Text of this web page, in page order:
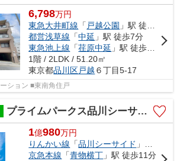
6,798万円
東急大井町線 「 戸越公園 」駅 徒歩4分
都営浅草線 「中延 」駅 徒歩7分
東急池上線 「荏原中延 」駅 徒歩8分
1階 / 2LDK / 51.20㎡
東京都品川区戸越 ６丁目5-17
ション ■東南角住戸
プライムパークス品川シーサイド ザ・タワー
1億980万円
りんかい線 「品川シーサイド 」駅 徒歩3分
京急本線 「青物横丁 」駅 徒歩11分